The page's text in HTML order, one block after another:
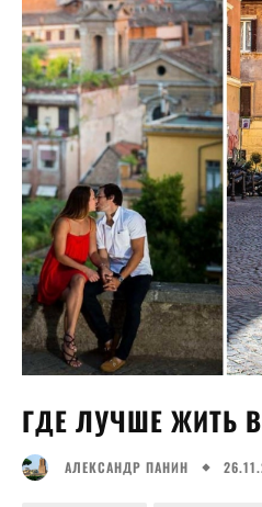
ГДЕ ЛУЧШЕ ЖИТЬ
АЛЕКСАНДР ПАНИН